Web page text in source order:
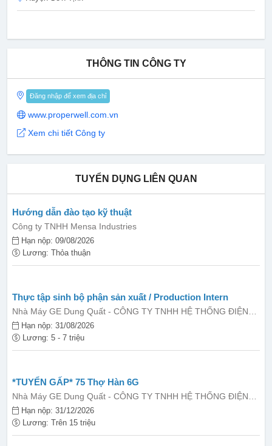
THÔNG TIN CÔNG TY
Đăng nhập để xem địa chỉ
www.properwell.com.vn
Xem chi tiết Công ty
TUYỂN DỤNG LIÊN QUAN
Hướng dẫn đào tạo kỹ thuật
Công ty TNHH Mensa Industries
Hạn nộp: 09/08/2026
Lương: Thỏa thuận
Thực tập sinh bộ phận sản xuất / Production Intern
Nhà Máy GE Dung Quất - CÔNG TY TNHH HỆ THỐNG ĐIỆN
GE VIỆT NAM
Hạn nộp: 31/08/2026
Lương: 5 - 7 triệu
*TUYỂN GẤP* 75 Thợ Hàn 6G
Nhà Máy GE Dung Quất - CÔNG TY TNHH HỆ THỐNG ĐIỆN
GE VIỆT NAM
Hạn nộp: 31/12/2026
Lương: Trên 15 triệu